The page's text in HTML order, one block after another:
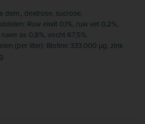
dem., dextrose, sucrose.
Ruw eiwit 0,1%, ruw vet 0,2%,
as 0,8%, vocht 67,5%.
(per liter): Biotine 333.000 µg, zink